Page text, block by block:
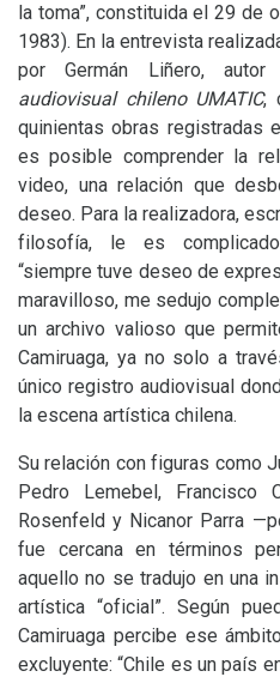
la toma”, constituida el 29 de
1983). En la entrevista
por Germán Liñero,
audiovisual chileno UMATIC,
quinientas obras registradas
es posible comprender la
video, una relación que
deseo. Para la realizadora,
filosofía, le es
“siempre tuve deseo de
maravilloso, me sedujo
un archivo valioso que
Camiruaga, ya no solo a
único registro audiovisual
la escena artística chilena.
Su relación con figuras como
Pedro Lemebel, Francisco
Rosenfeld y Nicanor Parra
fue cercana en términos
aquello no se tradujo en una
artística “oficial”. Según
Camiruaga percibe ese
excluyente: “Chile es un país